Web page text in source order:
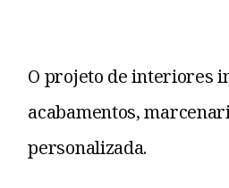
O projeto de interiores
acabamentos,
personalizada.